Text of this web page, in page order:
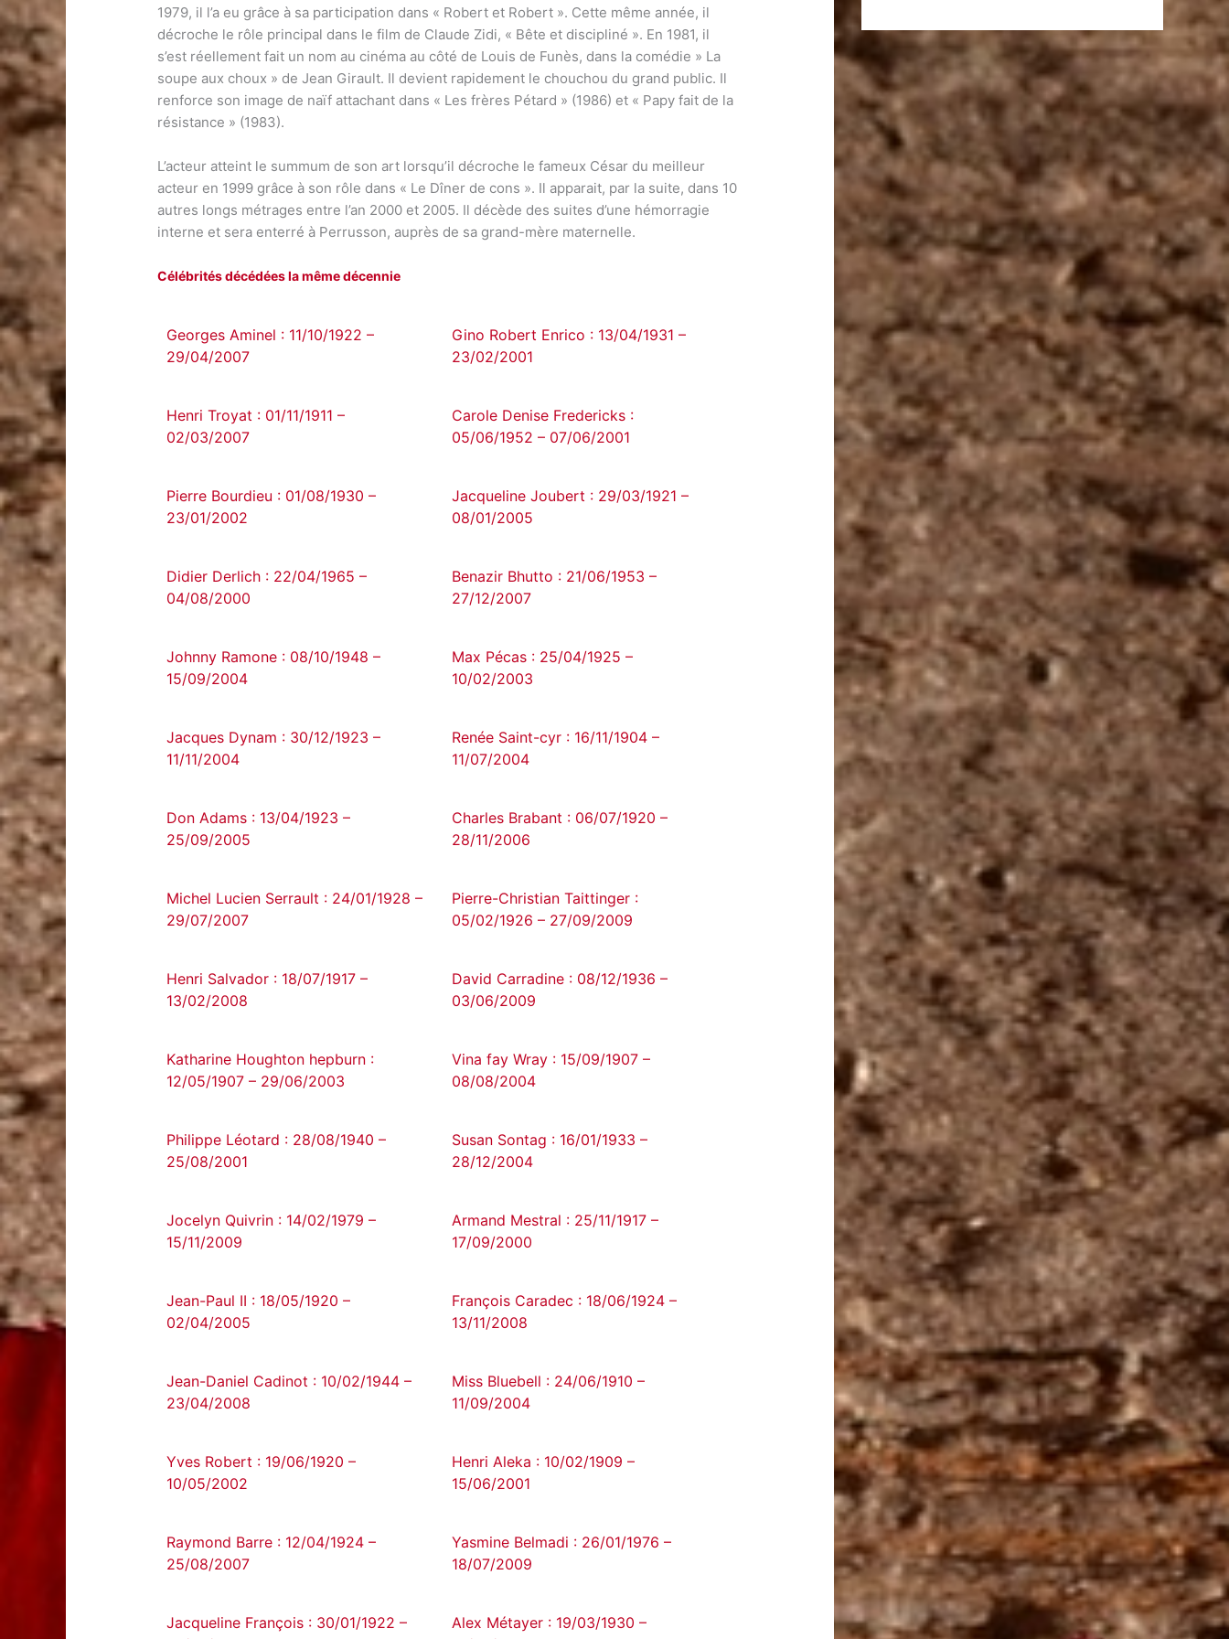
1979, il l’a eu grâce à sa participation dans « Robert et Robert ». Cette même année, il
décroche le rôle principal dans le film de Claude Zidi, « Bête et discipliné ». En 1981, il
s’est réellement fait un nom au cinéma au côté de Louis de Funès, dans la comédie » La
soupe aux choux » de Jean Girault. Il devient rapidement le chouchou du grand public. Il
renforce son image de naïf attachant dans « Les frères Pétard » (1986) et « Papy fait de la
résistance » (1983).
L’acteur atteint le summum de son art lorsqu’il décroche le fameux César du meilleur
acteur en 1999 grâce à son rôle dans « Le Dîner de cons ». Il apparait, par la suite, dans 10
autres longs métrages entre l’an 2000 et 2005. Il décède des suites d’une hémorragie
interne et sera enterré à Perrusson, auprès de sa grand-mère maternelle.
Célébrités décédées la même décennie
Georges Aminel : 11/10/1922 –
29/04/2007
Gino Robert Enrico : 13/04/1931 –
23/02/2001
Henri Troyat : 01/11/1911 –
02/03/2007
Carole Denise Fredericks :
05/06/1952 – 07/06/2001
Pierre Bourdieu : 01/08/1930 –
23/01/2002
Jacqueline Joubert : 29/03/1921 –
08/01/2005
Didier Derlich : 22/04/1965 –
04/08/2000
Benazir Bhutto : 21/06/1953 –
27/12/2007
Johnny Ramone : 08/10/1948 –
15/09/2004
Max Pécas : 25/04/1925 –
10/02/2003
Jacques Dynam : 30/12/1923 –
11/11/2004
Renée Saint-cyr : 16/11/1904 –
11/07/2004
Don Adams : 13/04/1923 –
25/09/2005
Charles Brabant : 06/07/1920 –
28/11/2006
Michel Lucien Serrault : 24/01/1928 –
29/07/2007
Pierre-Christian Taittinger :
05/02/1926 – 27/09/2009
Henri Salvador : 18/07/1917 –
13/02/2008
David Carradine : 08/12/1936 –
03/06/2009
Katharine Houghton hepburn :
12/05/1907 – 29/06/2003
Vina fay Wray : 15/09/1907 –
08/08/2004
Philippe Léotard : 28/08/1940 –
25/08/2001
Susan Sontag : 16/01/1933 –
28/12/2004
Jocelyn Quivrin : 14/02/1979 –
15/11/2009
Armand Mestral : 25/11/1917 –
17/09/2000
Jean-Paul II : 18/05/1920 –
02/04/2005
François Caradec : 18/06/1924 –
13/11/2008
Jean-Daniel Cadinot : 10/02/1944 –
23/04/2008
Miss Bluebell : 24/06/1910 –
11/09/2004
Yves Robert : 19/06/1920 –
10/05/2002
Henri Aleka : 10/02/1909 –
15/06/2001
Raymond Barre : 12/04/1924 –
25/08/2007
Yasmine Belmadi : 26/01/1976 –
18/07/2009
Jacqueline François : 30/01/1922 –
Alex Métayer : 19/03/1930 –